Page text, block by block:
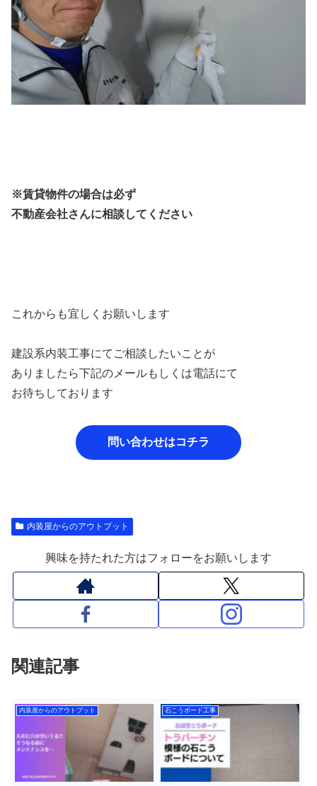
※賃貸物件の場合は必ず
不動産会社さんに相談してください
これからも宜しくお願いします
建設系内装工事にてご相談したいことが
ありましたら下記のメールもしくは電話にて
お待ちしております
問い合わせはコチラ
内装屋からのアウトプット
興味を持たれた方はフォローをお願いします
関連記事
内装屋からのアウトプット 石こうボード工事